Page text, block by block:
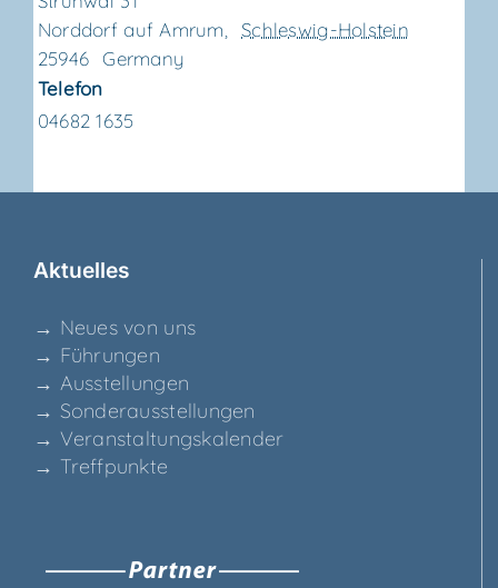
Norddorf auf Amrum
Schleswig-Holstein
25946 Germany
Telefon
04682 1635
Aktu­el­les
→ Neu­es von uns
→ Füh­run­gen
→ Aus­stel­lun­gen
→ Son­der­aus­stel­lun­gen
→ Ver­an­stal­tungs­ka­len­der
→ Treff­punk­te